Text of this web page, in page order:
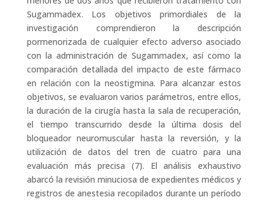
Sugammadex. Los objetivos primordiales de la
investigación comprendieron la descripción
pormenorizada de cualquier efecto adverso asociado
con la administración de Sugammadex, así como la
comparación detallada del impacto de este fármaco
en relación con la neostigmina. Para alcanzar estos
objetivos, se evaluaron varios parámetros, entre ellos,
la duración de la cirugía hasta la sala de recuperación,
el tiempo transcurrido desde la última dosis del
bloqueador neuromuscular hasta la reversión, y la
utilización de datos del tren de cuatro para una
evaluación más precisa (7). El análisis exhaustivo
abarcó la revisión minuciosa de expedientes médicos y
registros de anestesia recopilados durante un período